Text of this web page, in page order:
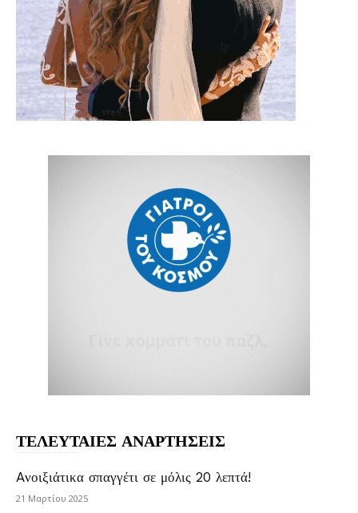
ΤΕΛΕΥΤΑΙΕΣ ΑΝΑΡΤΗΣΕΙΣ
Aνοιξιάτικα σπαγγέτι σε μόλις 20 λεπτά!
21 Μαρτίου 2025